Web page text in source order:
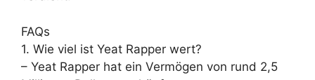
FAQs
1. Wie viel ist Yeat Rapper wert?
– Yeat Rapper hat ein Vermögen von rund 2,5